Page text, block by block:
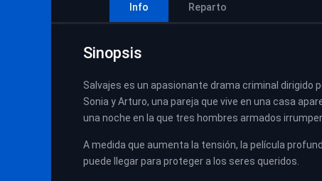
Info Reparto
Sinopsis
Salvajes es un apasionante drama criminal dirigido
Sonia y Arturo, una pareja que vive en una casa
una noche en la que tres hombres armados
A medida que aumenta la tensión, la película
puede llegar para proteger a los seres queridos.